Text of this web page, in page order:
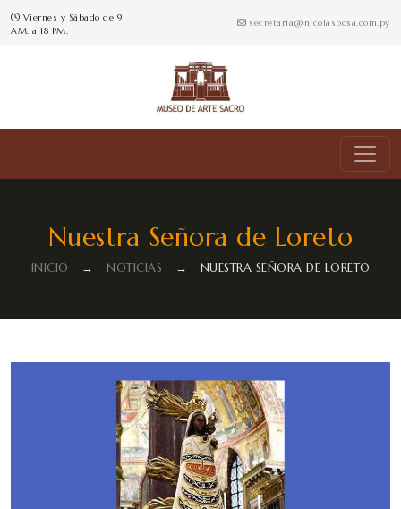
Viernes y Sábado de 9
AM. a 18 PM.
secretaria@nicolasbosa.com.py
Nuestra Señora de Loreto
INICIO → NOTICIAS → NUESTRA SEÑORA DE LORETO